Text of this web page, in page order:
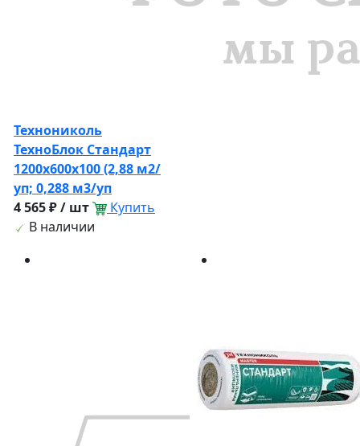
Технониколь
ТехноБлок Стандарт
1200х600х100 (2,88 м2/
уп; 0,288 м3/уп
4 565 ₽ / шт
Купить
В наличии